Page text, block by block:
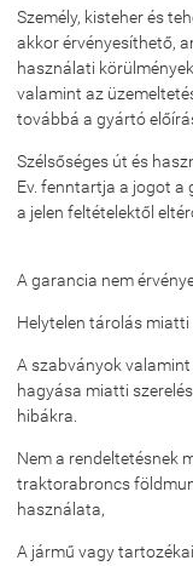
Személy, kisteher és
akkor érvényesíthető,
használati
valamint az
továbbá a gyártó
Szélsőséges út és
Ev. fenntartja a jogot a
a jelen feltételektől
A garancia nem
Helytelen tárolás miatti
A szabványok
hagyása miatti
hibákra.
Nem a rendeltetésnek
traktorabroncs
használata,
A jármű vagy